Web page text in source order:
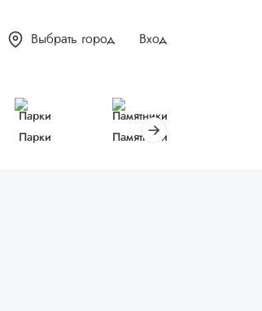
Выбрать город Вход
Парки Памятники